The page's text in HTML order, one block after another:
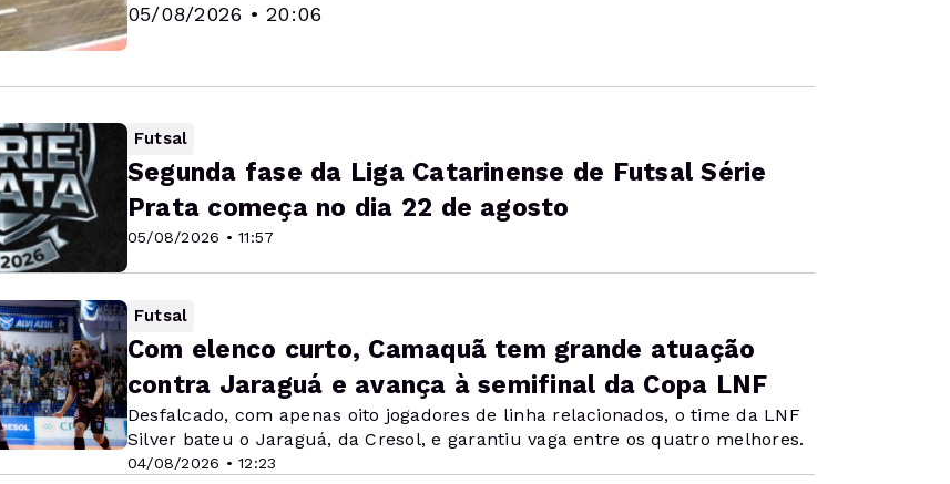
05/08/2026 • 20:06
Futsal
05/08/2026 • 11:57
Segunda fase da Liga Catarinense de Futsal Série
Prata começa no dia 22 de agosto
Futsal
04/08/2026 • 12:23
Com elenco curto, Camaquã tem grande atuação
contra Jaraguá e avança à semifinal da Copa LNF
Desfalcado, com apenas oito jogadores de linha relacionados, o time da LNF
Silver bateu o Jaraguá, da Cresol, e garantiu vaga entre os quatro melhores.